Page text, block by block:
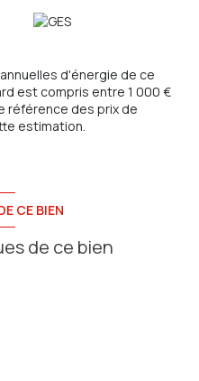
FNAIM)
d'énergie de ce
est compris entre 1 000 €
référence des prix de
estimation.
CE BIEN
de ce bien